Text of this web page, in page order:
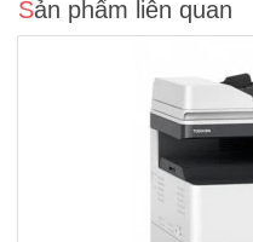
Sản phẩm liên quan